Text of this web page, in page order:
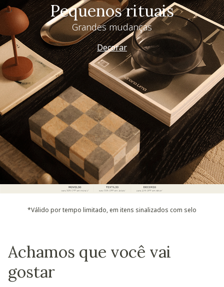
Pequenos rituais
Grandes mudanças
Decorar
*Válido por tempo limitado, em itens sinalizados com selo
Achamos que você vai
gostar